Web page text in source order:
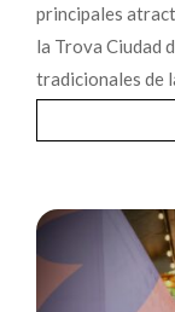
principales
la Trova Ciudad
tradicionales de